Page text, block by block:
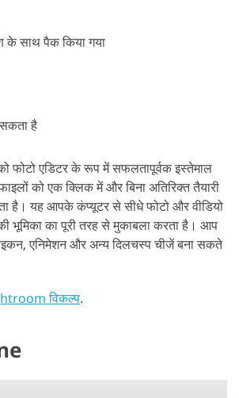
के साथ पैक किया गया
है
फोटो एडिटर के रूप में सफलतापूर्वक इस्तेमाल
को एक क्लिक में और बिना अतिरिक्त तैयारी
है। यह आपके कंप्यूटर से सीधे फोटो और वीडियो
भूमिका का पूरी तरह से मुकाबला करता है। आप
एनिमेशन और अन्य दिलचस्प चीजें बना सकते
विकल्प.